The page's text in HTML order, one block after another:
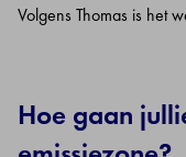
Volgens Thomas is het
Hoe gaan